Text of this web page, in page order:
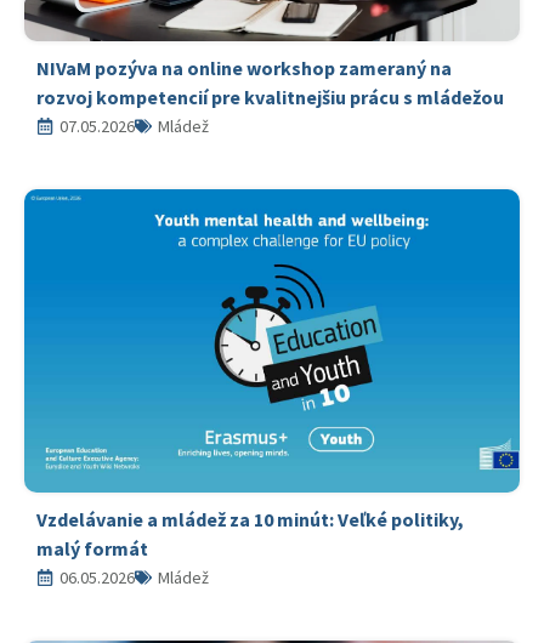
NIVaM pozýva na online workshop zameraný na
rozvoj kompetencií pre kvalitnejšiu prácu s mládežou
07.05.2026 Mládež
Vzdelávanie a mládež za 10 minút: Veľké politiky,
malý formát
06.05.2026 Mládež